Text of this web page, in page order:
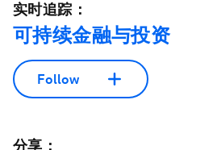
实时追踪：
可持续金融与投资
Follow
分享：